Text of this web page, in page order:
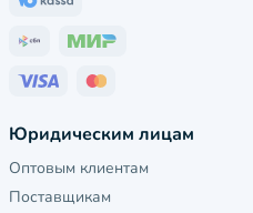
Юридическим лицам
Оптовым клиентам
Поставщикам